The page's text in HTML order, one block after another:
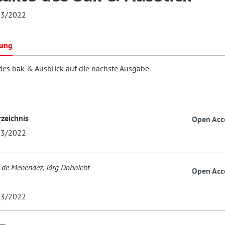
und
3/2022
bak & Ausblick auf die nächste Ausgabe
3/2022
Open
Menendez, Jörg Dohnicht
3/2022
Open